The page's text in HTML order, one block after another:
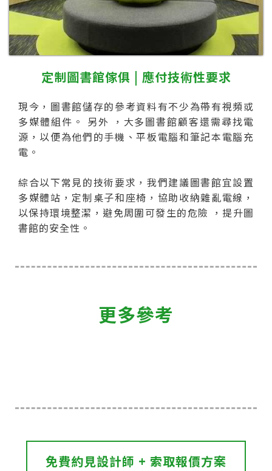
定制圖書館傢俱 | 應付技術性要求
現今，圖書館儲存的參考資料有不少為帶有視頻或
多媒體組件。 另外 ，大多圖書館顧客還需尋找電
源，以便為他們的手機、平板電腦和筆記本電腦充
電。
綜合以下常見的技術要求，我們建議圖書館宜設置
多媒體站，定制桌子和座椅，協助收納雜亂電線，
以保持環境整潔，避免周圍可發生的危險 ，提升圖
書館的安全性。
更多參考
免費約見設計師 + 索取報價方案